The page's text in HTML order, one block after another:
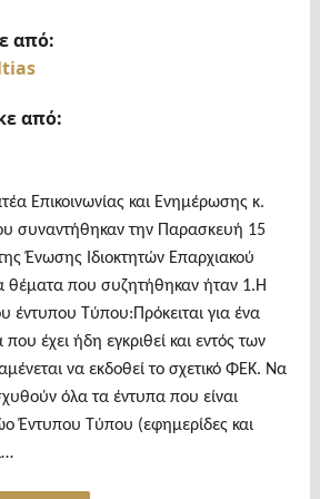
από:
από:
Επικοινωνίας και Ενημέρωσης κ.
συναντήθηκαν την Παρασκευή 15
Ένωσης Ιδιοκτητών Επαρχιακού
που συζητήθηκαν ήταν 1.Η
έντυπου Τύπου:Πρόκειται για ένα
έχει ήδη εγκριθεί και εντός των
να εκδοθεί το σχετικό ΦΕΚ. Να
όλα τα έντυπα που είναι
Έντυπου Τύπου (εφημερίδες και